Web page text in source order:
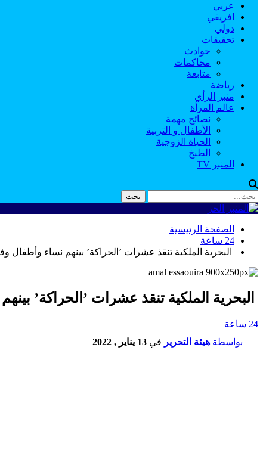
عربي
افريقي
دولي
تحقيقات
حوادث
محاكمات
متابعة
رياضة
منبر الرأي
عالم المرأة
نصائح مهمة
الأطفال و التربية
الحياة الزوجية
الطبخ
المنبر TV
الصفحة الرئيسية
24 ساعة
البحرية الملكية تنقذ عشرات ’الحراكة’ بينهم نساء
البحرية الملكية تنقذ عشرات ’الحراكة’
24 ساعة
بواسطة هيئة التحرير في 13 يناير , 2022